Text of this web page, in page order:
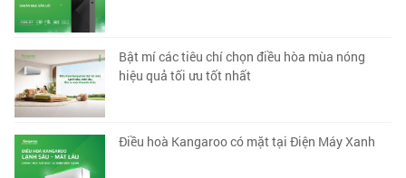
Bật mí các tiêu chí chọn điều hòa mùa nóng
hiệu quả tối ưu tốt nhất
Điều hoà Kangaroo có mặt tại Điện Máy Xanh